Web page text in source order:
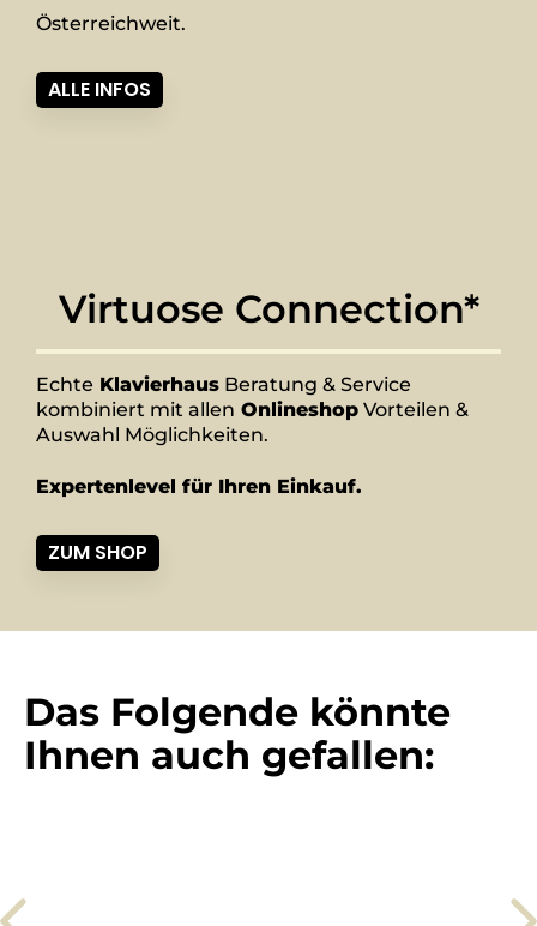
Österreichweit.
ALLE INFOS
Virtuose Connection*
Echte Klavierhaus Beratung & Service
kombiniert mit allen Onlineshop Vorteilen &
Auswahl Möglichkeiten.
Expertenlevel für Ihren Einkauf.
ZUM SHOP
Das Folgende könnte
Ihnen auch gefallen: